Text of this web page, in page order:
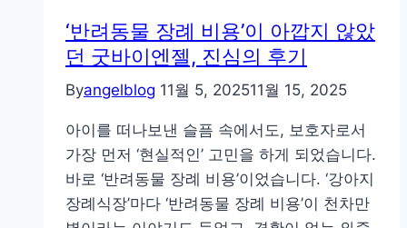
식
장
찾
다
면,
반
려
‘반려동물 장례 비용’이 아깝지 않았
던 굿바이엔젤, 진심의 후기
Byangelblog 11월 5, 202511월 15, 2025
아이를 떠나보낸 슬픔 속에서도, 보호자로서
가장 먼저 ‘현실적인’ 고민을 하게 되었습니다.
바로 ‘반려동물 장례 비용’이었습니다. ‘강아지
장례식장’마다 ‘반려동물 장례 비용’이 천차만